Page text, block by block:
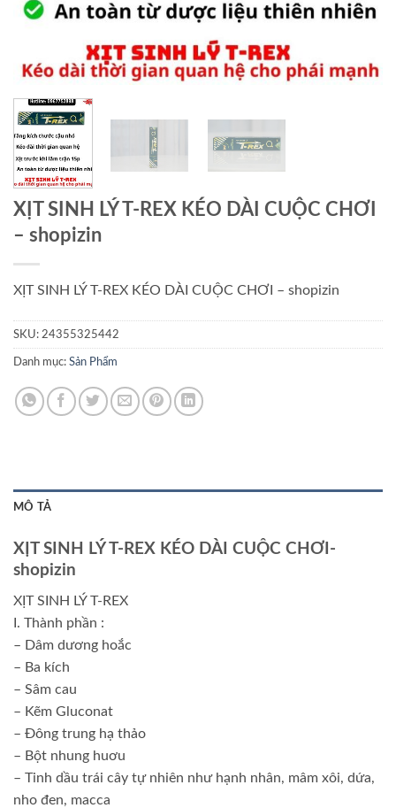
XỊT SINH LÝ T-REX KÉO DÀI CUỘC CHƠI
– shopizin
XỊT SINH LÝ T-REX KÉO DÀI CUỘC CHƠI – shopizin
SKU: 24355325442
Danh mục: Sản Phẩm
MÔ TẢ
XỊT SINH LÝ T-REX KÉO DÀI CUỘC CHƠI-
shopizin
XỊT SINH LÝ T-REX
I. Thành phần :
– Dâm dương hoắc
– Ba kích
– Sâm cau
– Kẽm Gluconat
– Đông trung hạ thảo
– Bột nhung huơu
– Tinh dầu trái cây tự nhiên như hạnh nhân, mâm xôi, dứa,
nho đen, macca